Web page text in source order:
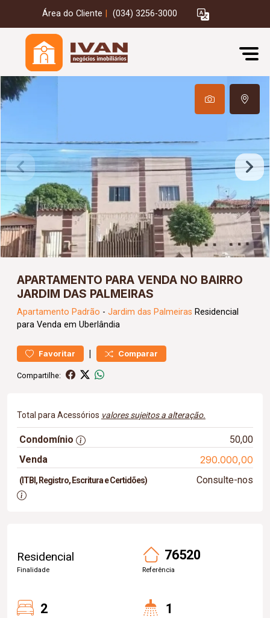
Área do Cliente (034) 3256-3000
APARTAMENTO PARA VENDA NO BAIRRO
JARDIM DAS PALMEIRAS
Apartamento Padrão - Jardim das Palmeiras Residencial
para Venda em Uberlândia
Favoritar | Comparar
Compartilhe:
Total para Acessórios valores sujeitos a alteração.
Condomínio
50,00
Venda
290.000,00
(ITBI, Registro, Escritura e Certidões) Consulte-nos
Residencial
Finalidade
76520
Referência
2 1